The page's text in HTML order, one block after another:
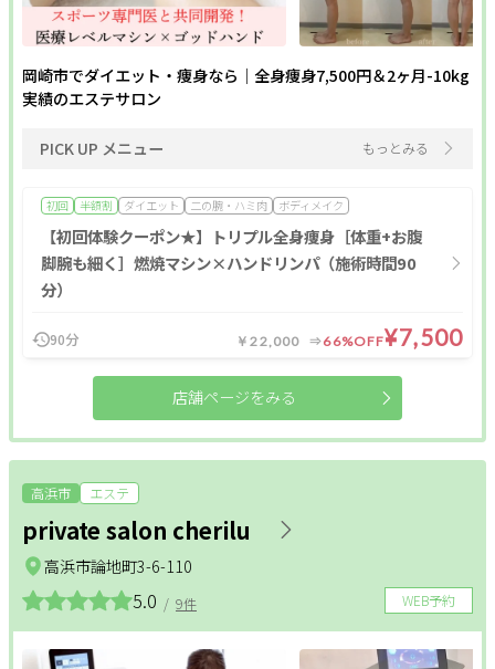
岡崎市でダイエット・痩身なら｜全身痩身7,500円＆2ヶ月-10kg
実績のエステサロン
PICK UP メニュー もっとみる
初回 半額割 ダイエット 二の腕・ハミ肉 ボディメイク
【初回体験クーポン★】トリプル全身痩身［体重+お腹
脚腕も細く］燃焼マシン×ハンドリンパ（施術時間90
分）
90分 ￥22,000 66%OFF¥7,500
店舗ページをみる
高浜市 エステ
private salon cherilu
WEB予約
5.0 / 9件
高浜市論地町3-6-110